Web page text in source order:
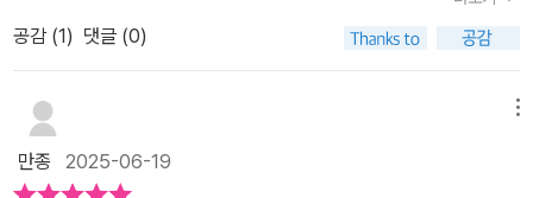
처럼 딱딱한 껍데기로 몸을 보호하는 생물을 말하는데요전 세계 곳곳
에서 발견되는 다양한 갑각류를 에그박사와 함께 만나볼까요?비내리
는 밤에 집에서 키우던 가재를 몰래 하천에 버리는 사람하천에 버려
진 외래종 가재였답니다인공하천에 버려진 외래종 가재는 점차 터를
는 교란종이라고 하는 미국 가재미국 가재는 곰팡이균을 가지고 있어
공감 (1) 댓글 (0)
만종 2025-06-19